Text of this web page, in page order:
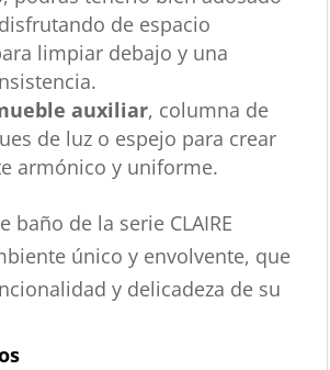
de espacio
limpiar debajo y una
auxiliar, columna de
de luz o espejo para crear
armónico y uniforme.
baño de la serie CLAIRE
único y envolvente, que
y delicadeza de su